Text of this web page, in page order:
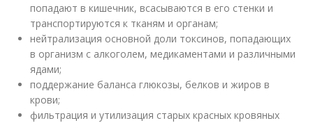
попадают в кишечник, всасываются в его стенки и
транспортируются к тканям и органам;
нейтрализация основной доли токсинов, попадающих
в организм с алкоголем, медикаментами и различными
ядами;
поддержание баланса глюкозы, белков и жиров в
крови;
фильтрация и утилизация старых красных кровяных